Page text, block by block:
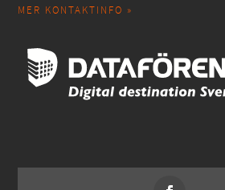
MER KONTAKTINFO »